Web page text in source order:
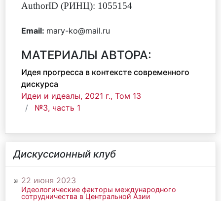
AuthorID (РИНЦ): 1055154
Email: mary-ko@mail.ru
МАТЕРИАЛЫ АВТОРА:
Идея прогресса в контексте современного
дискурса
Идеи и идеалы, 2021 г., Том 13
№3, часть 1
Дискуссионный клуб
22 июня 2023
Идеологические факторы международного
сотрудничества в Центральной Азии